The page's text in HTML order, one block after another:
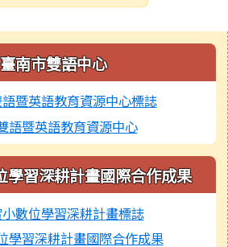
語暨英語教育資源中心
學習深耕計畫國際合作成果